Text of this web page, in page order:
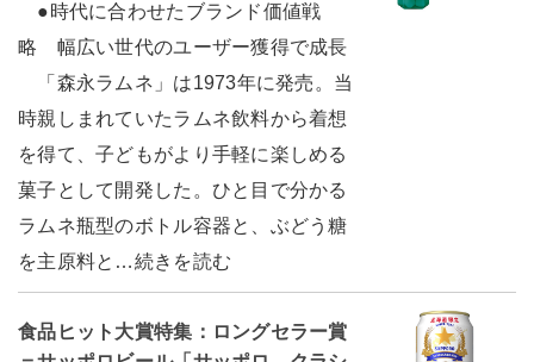
●時代に合わせたブランド価値戦
略 幅広い世代のユーザー獲得で成長
「森永ラムネ」は1973年に発売。当
時親しまれていたラムネ飲料から着想
を得て、子どもがより手軽に楽しめる
菓子として開発した。ひと目で分かる
ラムネ瓶型のボトル容器と、ぶどう糖
を主原料と…続きを読む
食品ヒット大賞特集：ロングセラー賞